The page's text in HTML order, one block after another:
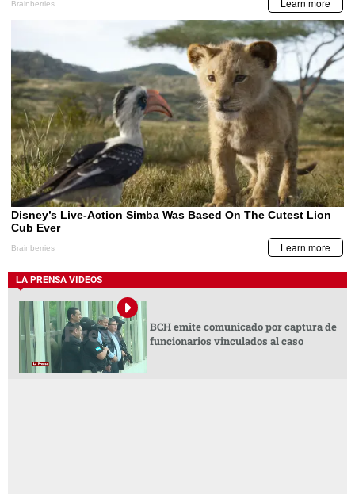
LA PRENSA VIDEOS
BCH emite comunicado por captura de
funcionarios vinculados al caso